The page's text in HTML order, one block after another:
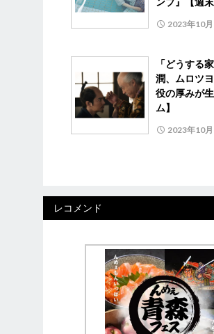
2023年10
「どうする
潤、ムロツ
役の厚みが
ム】
2023年10
レコメンド